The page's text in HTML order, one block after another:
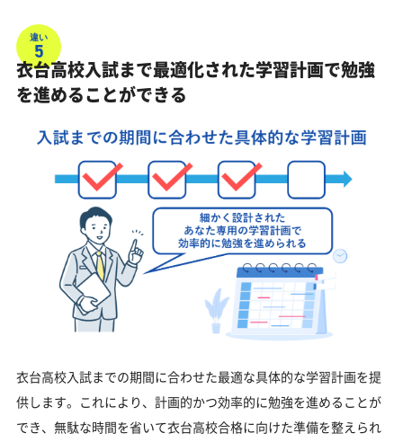
違い
5
衣台高校入試まで最適化された学習計画で勉強
を進めることができる
衣台高校入試までの期間に合わせた最適な具体的な学習計画を提
供します。これにより、計画的かつ効率的に勉強を進めることが
でき、無駄な時間を省いて衣台高校合格に向けた準備を整えられ